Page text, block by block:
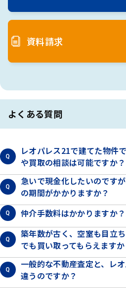
資料請求
よくある質問
Q
レオパレス21で建てた物件
や買取の相談は可能ですか？
Q
急いで現金化したいのです
の期間がかかりますか？
Q 仲介手数料はかかりますか？
Q
築年数が古く、空室も目立
でも買い取ってもらえますか
Q
一般的な不動産査定と、レ
違うのですか？